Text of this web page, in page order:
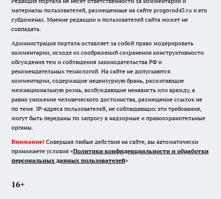
материалы пользователей, размещенные на сайте progorod43.ru и его
субдоменах. Мнение редакции и пользователей сайта может не
совпадать.
Администрация портала оставляет за собой право модерировать
комментарии, исходя из соображений сохранения конструктивности
обсуждения тем и соблюдения законодательства РФ и
рекомендательных технологий. На сайте не допускаются
комментарии, содержащие нецензурную брань, разжигающие
межнациональную рознь, возбуждающие ненависть или вражду, а
равно унижение человеческого достоинства, размещение ссылок не
по теме. IP-адреса пользователей, не соблюдающих эти требования,
могут быть переданы по запросу в надзорные и правоохранительные
органы.
Внимание! Совершая любые действия на сайте, вы автоматически
принимаете условия «Политики конфиденциальности и обработки
персональных данных пользователей»
16+